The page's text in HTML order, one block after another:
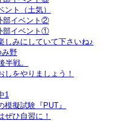
ント（土気）
部イベント②
部イベント①
しみにしていて下さいね♪
み野
半戦。
しをやりましょう！
1
模擬試験『PUT』
ぜひ自習に！